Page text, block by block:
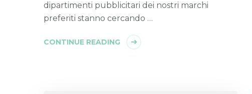
dipartimenti pubblicitari dei nostri marchi
preferiti stanno cercando …
CONTINUE READING